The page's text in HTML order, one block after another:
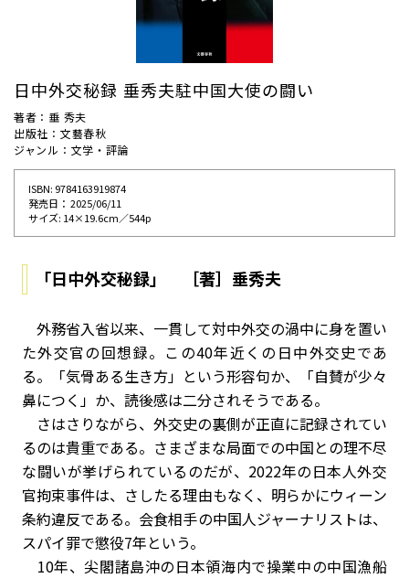
日中外交秘録 垂秀夫駐中国大使の闘い
著者：垂 秀夫
出版社：文藝春秋
ジャンル：文学・評論
ISBN: 9784163919874
発売⽇： 2025/06/11
サイズ: 14×19.6cm／544p
「日中外交秘録」 ［著］垂秀夫
外務省入省以来、一貫して対中外交の渦中に身を置い
た外交官の回想録。この40年近くの日中外交史であ
る。「気骨ある生き方」という形容句か、「自賛が少々
鼻につく」か、読後感は二分されそうである。
さはさりながら、外交史の裏側が正直に記録されてい
るのは貴重である。さまざまな局面での中国との理不尽
な闘いが挙げられているのだが、2022年の日本人外交
官拘束事件は、さしたる理由もなく、明らかにウィーン
条約違反である。会食相手の中国人ジャーナリストは、
スパイ罪で懲役7年という。
10年、尖閣諸島沖の日本領海内で操業中の中国漁船